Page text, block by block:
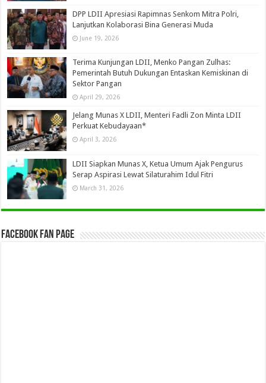
DPP LDII Apresiasi Rapimnas Senkom Mitra Polri,
Lanjutkan Kolaborasi Bina Generasi Muda
June 19, 2026
Terima Kunjungan LDII, Menko Pangan Zulhas:
Pemerintah Butuh Dukungan Entaskan Kemiskinan di
Sektor Pangan
April 29, 2026
Jelang Munas X LDII, Menteri Fadli Zon Minta LDII
Perkuat Kebudayaan*
April 3, 2026
LDII Siapkan Munas X, Ketua Umum Ajak Pengurus
Serap Aspirasi Lewat Silaturahim Idul Fitri
March 31, 2026
Facebook Fan Page